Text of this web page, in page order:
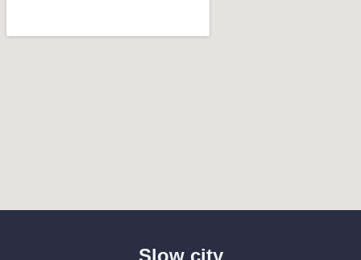
Slow city